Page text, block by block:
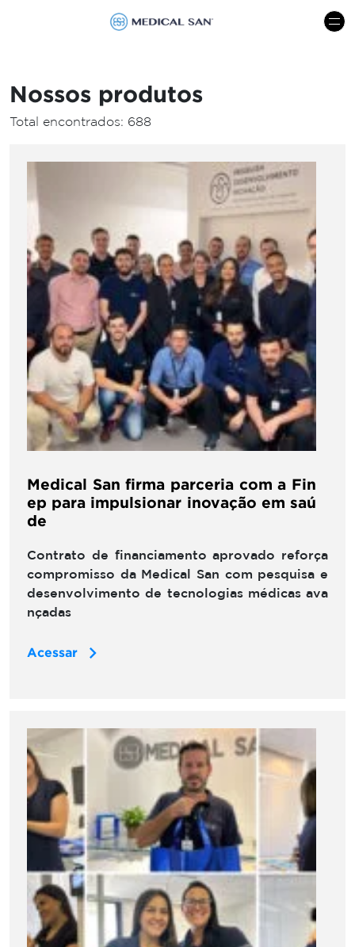
menu
Nossos produtos
Total encontrados: 688
Medical San firma parceria com a Fin
ep para impulsionar inovação em saú
de
Contrato de financiamento aprovado reforça
compromisso da Medical San com pesquisa e
desenvolvimento de tecnologias médicas ava
nçadas
Acessar